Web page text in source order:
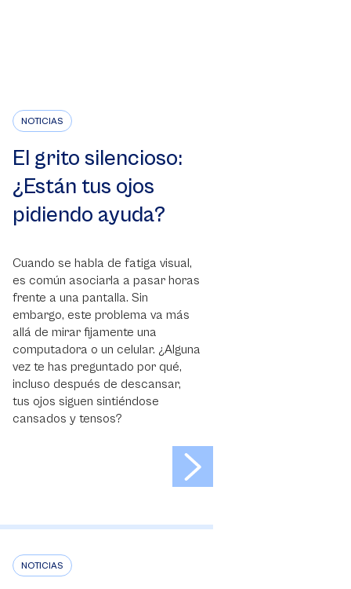
NOTICIAS
El grito silencioso:
¿Están tus ojos
pidiendo ayuda?
Cuando se habla de fatiga visual,
es común asociarla a pasar horas
frente a una pantalla. Sin
embargo, este problema va más
allá de mirar fijamente una
computadora o un celular. ¿Alguna
vez te has preguntado por qué,
incluso después de descansar,
tus ojos siguen sintiéndose
cansados y tensos?
NOTICIAS